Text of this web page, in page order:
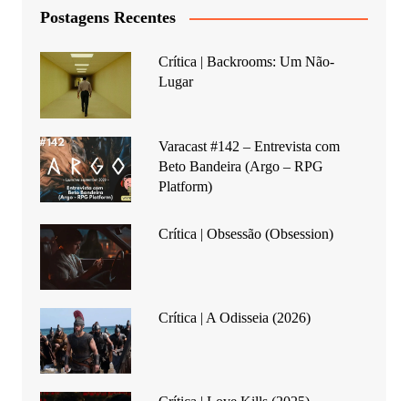
Postagens Recentes
Crítica | Backrooms: Um Não-
Lugar
Varacast #142 – Entrevista com
Beto Bandeira (Argo – RPG
Platform)
Crítica | Obsessão (Obsession)
Crítica | A Odisseia (2026)